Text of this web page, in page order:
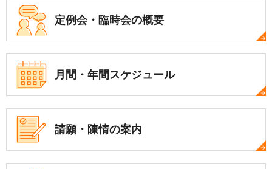
定例会・ 臨時会の概要
月間・年間スケジュール
請願・陳情の案内